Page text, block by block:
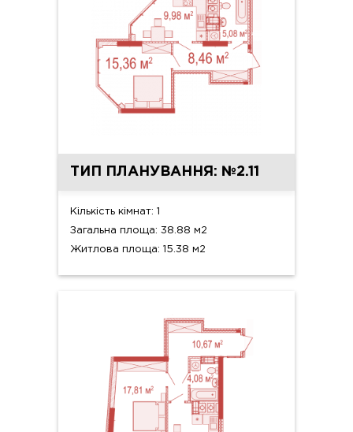
ТИП ПЛАНУВАННЯ: №2.11
Кількість кімнат: 1
Загальна площа: 38.88 м2
Житлова площа: 15.38 м2